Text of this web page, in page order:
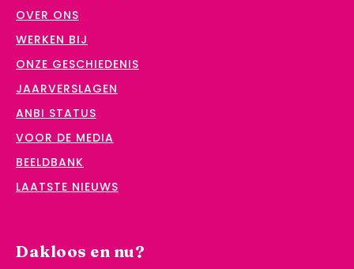
OVER ONS
WERKEN BIJ
ONZE GESCHIEDENIS
JAARVERSLAGEN
ANBI STATUS
VOOR DE MEDIA
BEELDBANK
LAATSTE NIEUWS
Dakloos en nu?